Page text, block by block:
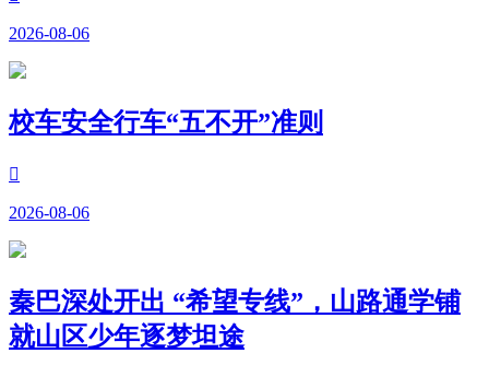
2026-08-06
校车安全行车“五不开”准则

2026-08-06
秦巴深处开出 “希望专线”，山路通学铺
就山区少年逐梦坦途